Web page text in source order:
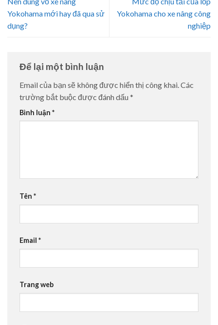
Yokohama mới hay đã qua sử
dụng?
Yokohama cho xe nâng công
nghiệp
Để lại một bình luận
Email của bạn sẽ không được hiển thị công khai. Các
trường bắt buộc được đánh dấu *
Bình luận *
Tên *
Email *
Trang web